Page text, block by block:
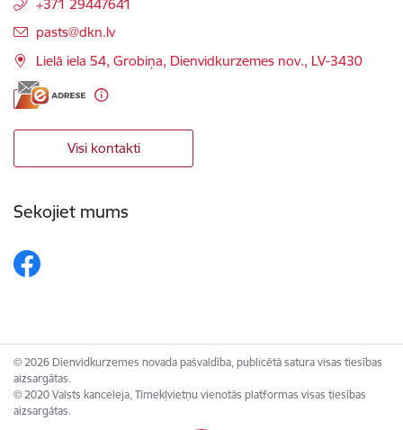
+371 29447641
E-pasts:
pasts@dkn.lv
Lielā iela 54, Grobiņa, Dienvidkurzemes nov., LV-3430
Visi kontakti
Sekojiet mums
© 2026 Dienvidkurzemes novada pašvaldība, publicētā satura visas tiesības
aizsargātas.
© 2020 Valsts kanceleja, Tīmekļvietņu vienotās platformas visas tiesības
aizsargātas.